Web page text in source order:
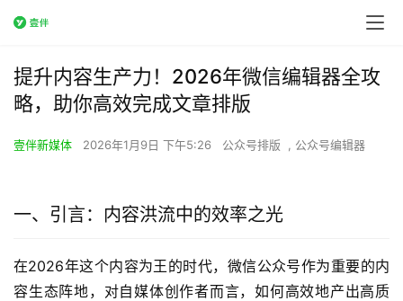
提升内容生产力！2026年微信编辑器全攻
略，助你高效完成文章排版
壹伴新媒体 2026年1月9日 下午5:26 公众号排版 公众号编辑器
一、引言：内容洪流中的效率之光
在2026年这个内容为王的时代，微信公众号作为重要的内
容生态阵地，对自媒体创作者而言，如何高效地产出高质